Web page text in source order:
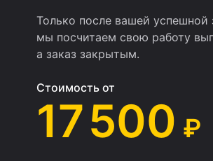
Только после вашей успешной
мы посчитаем свою работу
а заказ закрытым.
Стоимость от
17 500 ₽